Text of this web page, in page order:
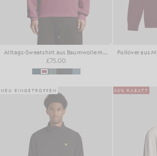
Alltags-Sweatshirt aus Baumwolle mit 1/4-Reißverschluss
£75.00
NEU EINGETROFFEN 50% RABATT